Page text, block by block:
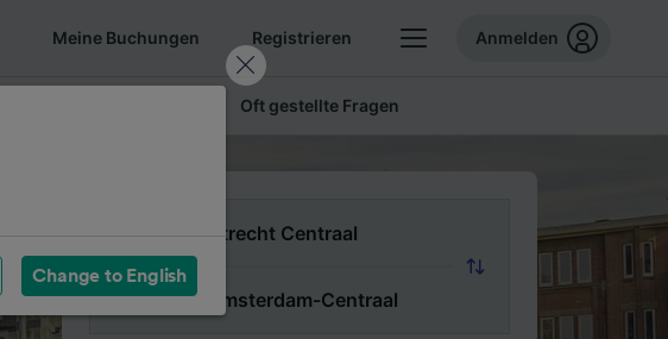
Meine Buchungen Registrieren Anmelden
Oft gestellte Fragen
Von
Nach
Change to English